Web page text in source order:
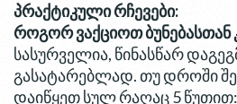
პრაქტიკული რჩევები:
როგორ ვაქციოთ ბუნებასთან
სასურველია, წინასწარ
გასატარებლად. თუ დროში
დაიწყეთ სულ რაღაც 5 წუთით: